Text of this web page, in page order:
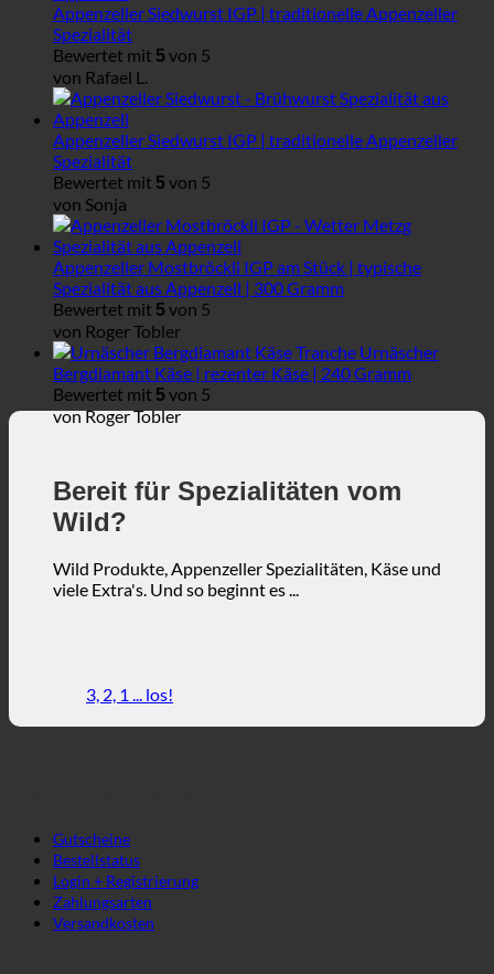
Appenzeller Siedwurst IGP | traditionelle Appenzeller
Spezialität
Bewertet mit 5 von 5
von Rafael L.
Appenzeller Siedwurst IGP | traditionelle Appenzeller
Spezialität
Bewertet mit 5 von 5
von Sonja
Appenzeller Mostbröckli IGP am Stück | typische
Spezialität aus Appenzell | 300 Gramm
Bewertet mit 5 von 5
von Roger Tobler
Urnäscher
Bergdiamant Käse | rezenter Käse | 240 Gramm
Bewertet mit 5 von 5
von Roger Tobler
Bereit für Spezialitäten vom
Wild?
Wild Produkte, Appenzeller Spezialitäten, Käse und
viele Extra's. Und so beginnt es ...
3, 2, 1 ... los!
Gutscheine
Bestellstatus
Login + Registrierung
Zahlungsarten
Versandkosten